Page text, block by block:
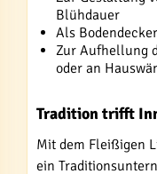
Blühdauer
Als
Zur Aufhellung
oder an
Tradition trifft
Mit dem Fleißigen
ein